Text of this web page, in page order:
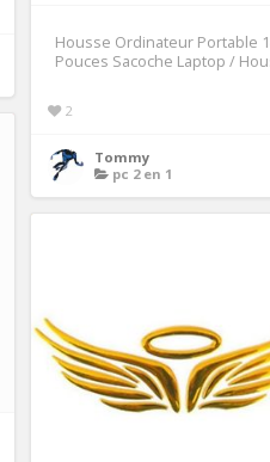
Housse Ordinateur Portable
Pouces Sacoche Laptop /
2
Tommy
pc 2 en 1